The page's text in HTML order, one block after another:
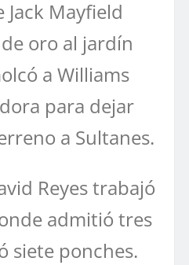
Mayfield
oro al jardín
a Williams
para dejar
a Sultanes.
Reyes trabajó
admitió tres
siete ponches.